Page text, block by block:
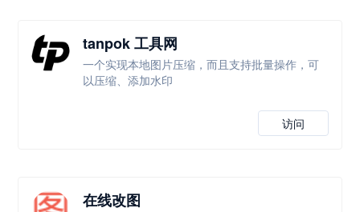
tanpok 工具网
一个实现本地图片压缩，而且支持批量操作，可
以压缩、添加水印
访问
在线改图